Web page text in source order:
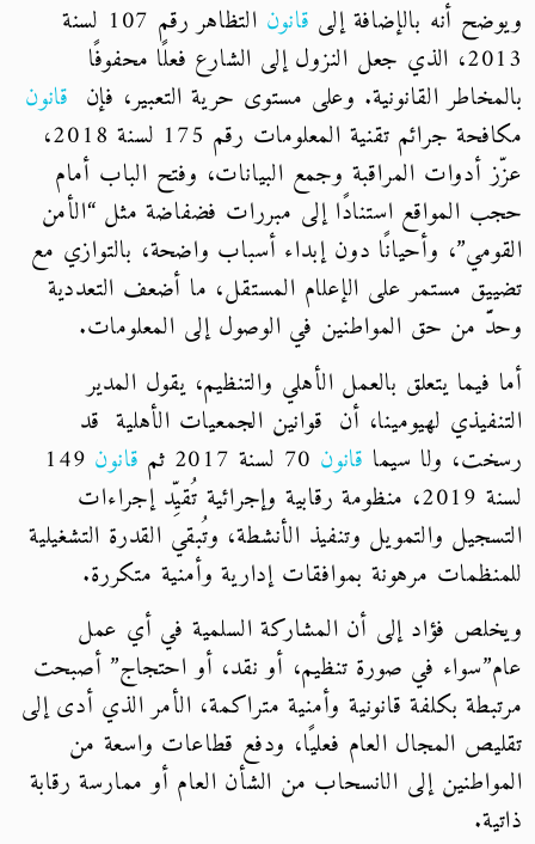
ويوضح أنه بالإضافة إلى قانون
التظاهر رقم 107 لسنة
2013، الذي جعل النزول إلى الشارع فعلًا محفوفًا
بالمخاطر القانونية. وعلى مستوى حرية التعبير، فإن قانون
مكافحة جرائم تقنية المعلومات رقم 175 لسنة 2018،
عزّز أدوات المراقبة وجمع البيانات، وفتح الباب أمام
حجب المواقع استنادًا إلى مبررات فضفاضة مثل “الأمن
القومي”، وأحيانًا دون إبداء أسباب واضحة، بالتوازي مع
تضييق مستمر على الإعلام المستقل، ما أضعف التعددية
وحدَّ من حق المواطنين في الوصول إلى المعلومات.
أما فيما يتعلق بالعمل الأهلي والتنظيم، يقول المدير
التنفيذي لهيومينا، أن قوانين الجمعيات الأهلية قد
رسخت، ولا سيما قانون قانون 149
لسنة 2019، منظومة رقابية وإجرائية تُقيِّد إجراءات
التسجيل والتمويل وتنفيذ الأنشطة، وتُبقي القدرة التشغيلية
للمنظمات مرهونة بموافقات إدارية وأمنية متكررة.
ويخلص فؤاد إلى أن المشاركة السلمية في أي عمل
عام”سواء في صورة تنظيم، أو نقد، أو احتجاج” أصبحت
مرتبطة بكلفة قانونية وأمنية متراكمة، الأمر الذي أدى إلى
تقليص المجال العام فعليًا، ودفع قطاعات واسعة من
المواطنين إلى الانسحاب من الشأن العام أو ممارسة رقابة
ذاتية.